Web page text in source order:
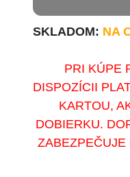
SKLADOM: NA
PRI KÚPE
DISPOZÍCII
KARTOU,
DOBIERKU.
ZABEZPEČUJE